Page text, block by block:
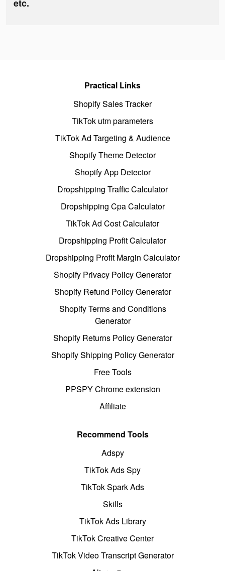
etc.
Practical Links
Shopify Sales Tracker
TikTok utm parameters
TikTok Ad Targeting & Audience
Shopify Theme Detector
Shopify App Detector
Dropshipping Traffic Calculator
Dropshipping Cpa Calculator
TikTok Ad Cost Calculator
Dropshipping Profit Calculator
Dropshipping Profit Margin Calculator
Shopify Privacy Policy Generator
Shopify Refund Policy Generator
Shopify Terms and Conditions
Generator
Shopify Returns Policy Generator
Shopify Shipping Policy Generator
Free Tools
PPSPY Chrome extension
Affiliate
Recommend Tools
Adspy
TikTok Ads Spy
TikTok Spark Ads
Skills
TikTok Ads Library
TikTok Creative Center
TikTok Video Transcript Generator